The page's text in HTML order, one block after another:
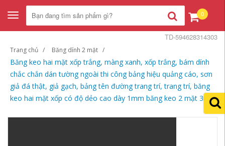
Toggle
navigation
0
Trang chủ Băng dính 2 mặt
Băng keo hai mặt xốp trắng, màng xanh, xốp trắng, bám dính
chắc chắn dán tường ngoài thi công bảng hiệu quảng cáo, sơn
giả đá thật, giả gạch, bảng tên đường trang trí, trang trí, băng
keo hai mặt xốp có độ dẻo cao dày 1mm băng keo 2 mặt 3m
TD-594628314303